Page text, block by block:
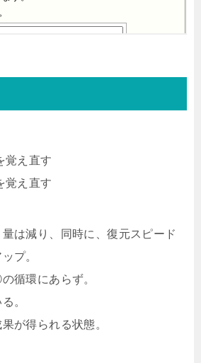
え直す
え直す
減り、同時に、復元スピード
プ。
循環にあらず。
。
が得られる状態。